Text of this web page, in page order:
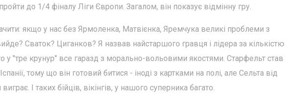
до 1/4 фіналу Ліги Європи. Загалом, він показує відмінну гру.
якщо у нас без Ярмоленка, Матвієнка, Яремчука великі проблеми з
Сваток? Циганков? Я назвав найстаршого гравця і лідера за кількістю
у "тре крунур" все гаразд з морально-вольовими якостями. Старфельт став
тому що він готовий битися - іноді з картками на полі, але Сельта від
І таких бійців, вікінгів, у нашого суперника багато.